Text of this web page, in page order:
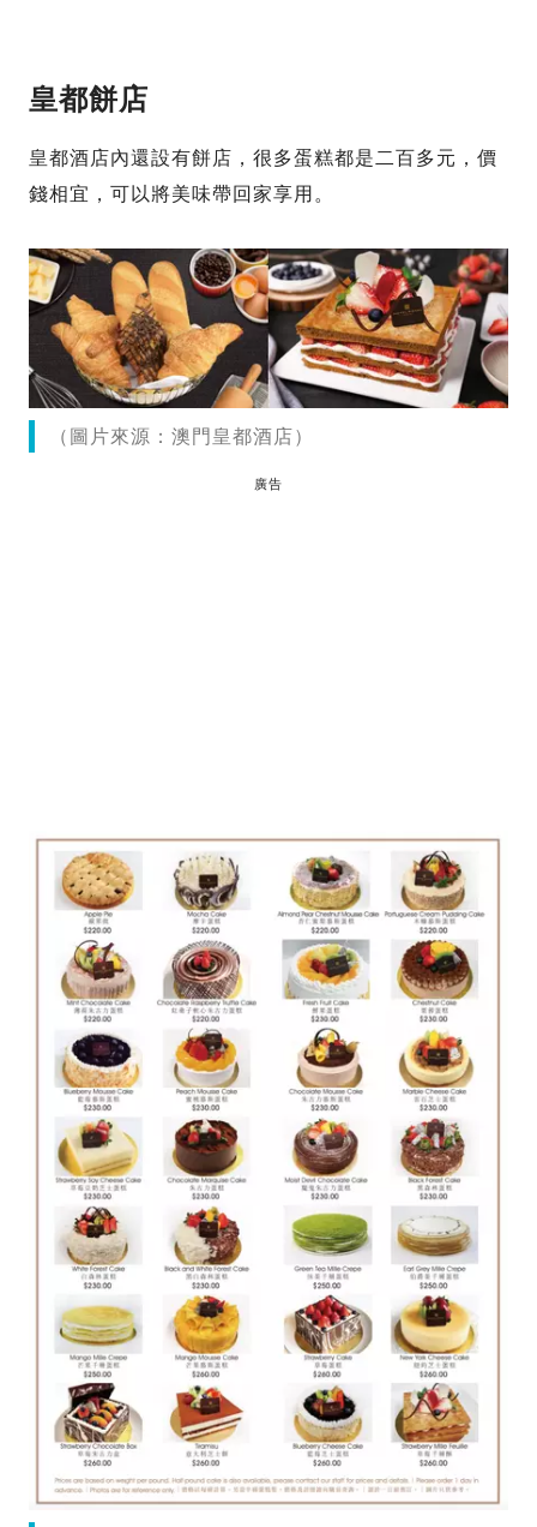
皇都餅店
皇都酒店內還設有餅店，很多蛋糕都是二百多元，價
錢相宜，可以將美味帶回家享用。
（圖片來源：澳門皇都酒店）
廣告